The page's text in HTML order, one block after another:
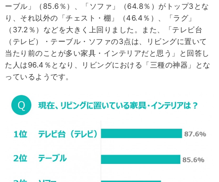
ーブル」（85.6％）、「ソファ」（64.8％）がトップ3とな
り、それ以外の「チェスト・棚」（46.4％）、「ラグ」
（37.2％）などを大きく上回りました。また、「テレビ台
（テレビ）・テーブル・ソファの3点は、リビングに置いて
当たり前のことが多い家具・インテリアだと思う」と回答し
た人は96.4％となり、リビングにおける「三種の神器」とな
っているようです。